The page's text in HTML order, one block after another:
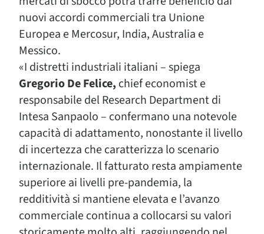
nuovi accordi commerciali tra Unione
Europea e Mercosur, India, Australia e
Messico.
«I distretti industriali italiani – spiega
Gregorio De Felice, chief economist e
responsabile del Research Department di
Intesa Sanpaolo – confermano una notevole
capacità di adattamento, nonostante il livello
di incertezza che caratterizza lo scenario
internazionale. Il fatturato resta ampiamente
superiore ai livelli pre-pandemia, la
redditività si mantiene elevata e l’avanzo
commerciale continua a collocarsi su valori